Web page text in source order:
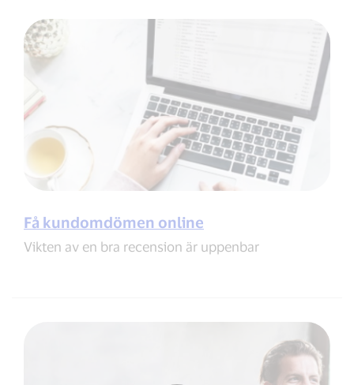
Få kundomdömen online
Vikten av en bra recension är uppenbar